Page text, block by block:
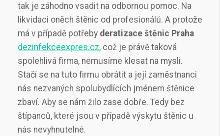
tak je záhodno vsadit na odbornou pomoc. Na
likvidaci oněch štěnic od profesionálů. A protože
má v případě potřeby deratizace štěnic Praha
dezinfekceexpres.cz, což je právě taková
spolehlivá firma, nemusíme klesat na mysli.
Stačí se na tuto firmu obrátit a její zaměstnanci
nás nezvaných spolubydlících jménem štěnice
zbaví. Aby se nám žilo zase dobře. Tedy bez
štípanců, které jsou v případě výskytu štěnic u
nás nevyhnutelné.